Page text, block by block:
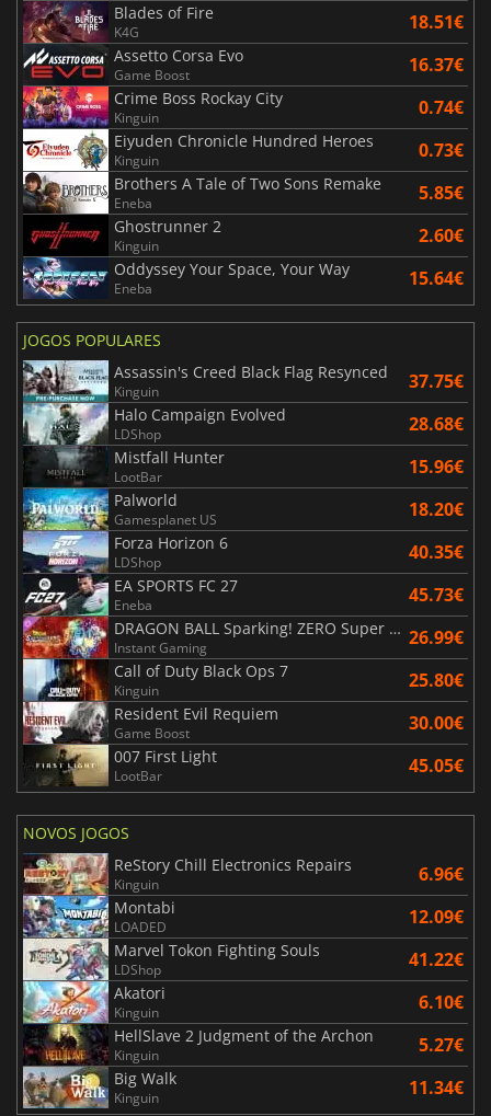
Blades of Fire
K4G 18.51€
Assetto Corsa Evo
Game Boost 16.37€
Crime Boss Rockay City
Kinguin 0.74€
Eiyuden Chronicle Hundred Heroes
Kinguin 0.73€
Brothers A Tale of Two Sons Remake
Eneba 5.85€
Ghostrunner 2
Kinguin 2.60€
Oddyssey Your Space, Your Way
Eneba 15.64€
JOGOS POPULARES
Assassin's Creed Black Flag Resynced
Kinguin 37.75€
Halo Campaign Evolved
LDShop 28.68€
Mistfall Hunter
LootBar 15.96€
Palworld
Gamesplanet US 18.20€
Forza Horizon 6
LDShop 40.35€
EA SPORTS FC 27
Eneba 45.73€
DRAGON BALL Sparking! ZERO Super Limit Breaking NEO
Instant Gaming 26.99€
Call of Duty Black Ops 7
Kinguin 25.80€
Resident Evil Requiem
Game Boost 30.00€
007 First Light
LootBar 45.05€
NOVOS JOGOS
ReStory Chill Electronics Repairs
Kinguin 6.96€
Montabi
LOADED 12.09€
Marvel Tokon Fighting Souls
LDShop 41.22€
Akatori
Kinguin 6.10€
HellSlave 2 Judgment of the Archon
Kinguin 5.27€
Big Walk
Kinguin 11.34€